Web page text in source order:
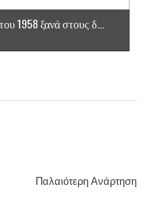
ξαναπλημμυρίσουμε
την 8η Οκτωβρίου 2023
1958 ξανά στους δ...
Παλαιότερη Ανάρτηση